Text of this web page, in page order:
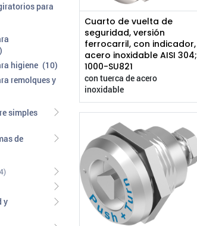
para
higiene (10)
remolques y
simples
de
y
Cuarto de vuelta de
seguridad, versión
ferrocarril, con indicador,
acero inoxidable AISI 304;
1000-SU821
con tuerca de acero
inoxidable